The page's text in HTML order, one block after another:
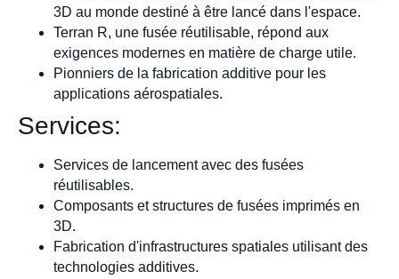
3D au monde destiné à être lancé dans l'espace.
Terran R, une fusée réutilisable, répond aux
exigences modernes en matière de charge utile.
Pionniers de la fabrication additive pour les
applications aérospatiales.
Services:
Services de lancement avec des fusées
réutilisables.
Composants et structures de fusées imprimés en
3D.
Fabrication d'infrastructures spatiales utilisant des
technologies additives.